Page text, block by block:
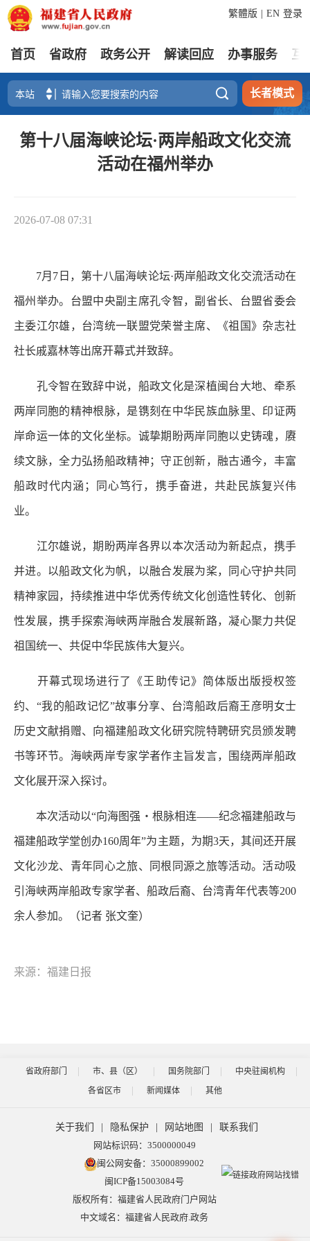
登录
繁體版 EN
首页 省政府 政务公开 解读回应 办事服务 互
 长者模式
第十八届海峡论坛·两岸船政文化交流
活动在福州举办
2026-07-08 07:31
7月7日，第十八届海峡论坛·两岸船政文化交流活动在
福州举办。台盟中央副主席孔令智，副省长、台盟省委会
主委江尔雄，台湾统一联盟党荣誉主席、《祖国》杂志社
社长戚嘉林等出席开幕式并致辞。
孔令智在致辞中说，船政文化是深植闽台大地、牵系
两岸同胞的精神根脉，是镌刻在中华民族血脉里、印证两
岸命运一体的文化坐标。诚挚期盼两岸同胞以史铸魂，赓
续文脉，全力弘扬船政精神；守正创新，融古通今，丰富
船政时代内涵；同心笃行，携手奋进，共赴民族复兴伟
业。
江尔雄说，期盼两岸各界以本次活动为新起点，携手
并进。以船政文化为帆，以融合发展为桨，同心守护共同
精神家园，持续推进中华优秀传统文化创造性转化、创新
性发展，携手探索海峡两岸融合发展新路，凝心聚力共促
祖国统一、共促中华民族伟大复兴。
开幕式现场进行了《王助传记》简体版出版授权签
约、“我的船政记忆”故事分享、台湾船政后裔王彦明女士
历史文献捐赠、向福建船政文化研究院特聘研究员颁发聘
书等环节。海峡两岸专家学者作主旨发言，围绕两岸船政
文化展开深入探讨。
本次活动以“向海图强・根脉相连——纪念福建船政与
福建船政学堂创办160周年”为主题，为期3天，其间还开展
文化沙龙、青年同心之旅、同根同源之旅等活动。活动吸
引海峡两岸船政专家学者、船政后裔、台湾青年代表等200
余人参加。 （记者 张文奎）
来源：福建日报
省政府部门 市、县（区） 国务院部门
中央驻闽机构
各省区市
新闻媒体 其他
关于我们 隐私保护 网站地图
联系我们
网站标识码：3500000049
闽公网安备：35000899002
闽ICP备15003084号
版权所有：福建省人民政府门户网站
中文域名：福建省人民政府.政务